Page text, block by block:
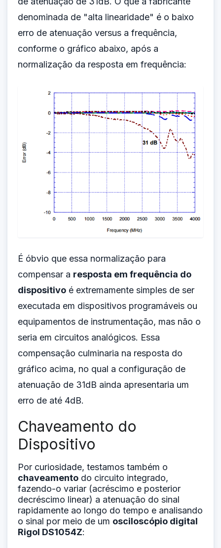
denominada de "alta linearidade" é o baixo
erro de atenuação versus a frequência,
conforme o gráfico abaixo, após a
normalização da resposta em frequência:
É óbvio que essa normalização para
compensar a resposta em frequência do
dispositivoé extremamente simples de ser
executada em dispositivos programáveis ou
equipamentos de instrumentação, mas não o
seria em circuitos analógicos. Essa
compensação culminaria na resposta do
gráfico acima, no qual a configuração de
atenuação de 31dB ainda apresentaria um
erro de até 4dB.
Chaveamento do
Dispositivo
Por curiosidade, testamos também o
chaveamentodo circuito integrado,
fazendo-o variar (acréscimo e posterior
decréscimo linear) a atenuação do sinal
rapidamente ao longo do tempo e analisando
o sinal por meio de um osciloscópio digital
Rigol DS1054Z: